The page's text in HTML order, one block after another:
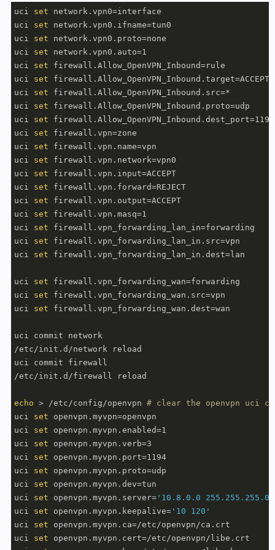
uci set network.vpn0=interface
uci set network.vpn0.ifname=tun0
uci set network.vpn0.proto=none
uci set network.vpn0.auto=1
uci set firewall.Allow_OpenVPN_Inbound=rule
uci set firewall.Allow_OpenVPN_Inbound.target=ACCEPT
uci set firewall.Allow_OpenVPN_Inbound.src=*
uci set firewall.Allow_OpenVPN_Inbound.proto=udp
uci set firewall.Allow_OpenVPN_Inbound.dest_port=1194
uci set firewall.vpn=zone
uci set firewall.vpn.name=vpn
uci set firewall.vpn.network=vpn0
uci set firewall.vpn.input=ACCEPT
uci set firewall.vpn.forward=REJECT
uci set firewall.vpn.output=ACCEPT
uci set firewall.vpn.masq=1
uci set firewall.vpn_forwarding_lan_in=forwarding
uci set firewall.vpn_forwarding_lan_in.src=vpn
uci set firewall.vpn_forwarding_lan_in.dest=lan
uci set firewall.vpn_forwarding_wan=forwarding
uci set firewall.vpn_forwarding_wan.src=vpn
uci set firewall.vpn_forwarding_wan.dest=wan
uci commit network
/etc/init.d/network reload
uci commit firewall
/etc/init.d/firewall reload
echo > /etc/config/openvpn # clear the openvpn uci
uci set openvpn.myvpn=openvpn
uci set openvpn.myvpn.enabled=1
uci set openvpn.myvpn.verb=3
uci set openvpn.myvpn.port=1194
uci set openvpn.myvpn.proto=udp
uci set openvpn.myvpn.dev=tun
uci set openvpn.myvpn.server= '10.8.0.0 255.255.255.0'
uci set openvpn.myvpn.keepalive= '10 120'
uci set openvpn.myvpn.ca=/etc/openvpn/ca.crt
uci set openvpn.myvpn.cert=/etc/openvpn/libe.crt